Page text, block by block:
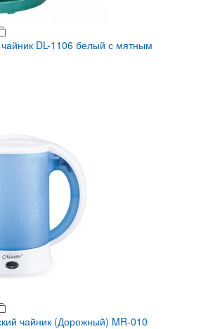
чайник DL-1106 белый с мятным
чайник (Дорожный) MR-010